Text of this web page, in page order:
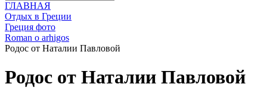
ГЛАВНАЯ
Отдых в Греции
Греция фото
Roman o arhigos
Родос от Наталии Павловой
Родос от Наталии Павловой